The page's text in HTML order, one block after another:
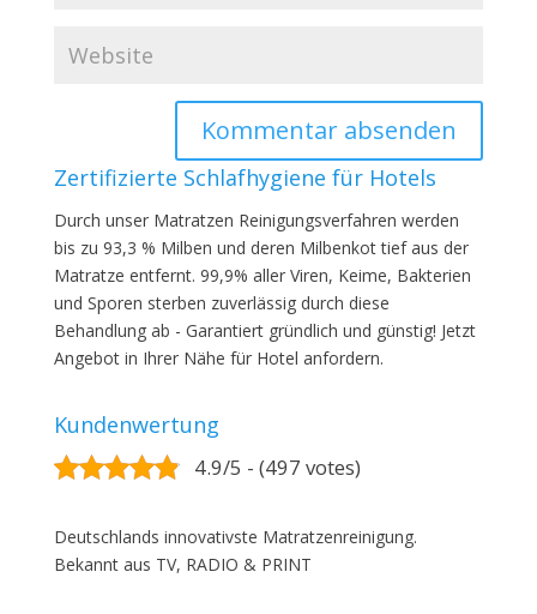
Zertifizierte Schlafhygiene für Hotels
Durch unser Matratzen Reinigungsverfahren werden
bis zu 93,3 % Milben und deren Milbenkot tief aus der
Matratze entfernt. 99,9% aller Viren, Keime, Bakterien
und Sporen sterben zuverlässig durch diese
Behandlung ab - Garantiert gründlich und günstig! Jetzt
Angebot in Ihrer Nähe für Hotel anfordern.
Kundenwertung
4.9/5 - (497 votes)
Deutschlands innovativste Matratzenreinigung.
Bekannt aus TV, RADIO & PRINT